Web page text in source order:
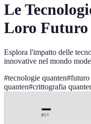
Le
Loro Futuro
Esplora l'impatto delle
innovative nel mondo
#tecnologie quanten#futuro
quanten#crittografia